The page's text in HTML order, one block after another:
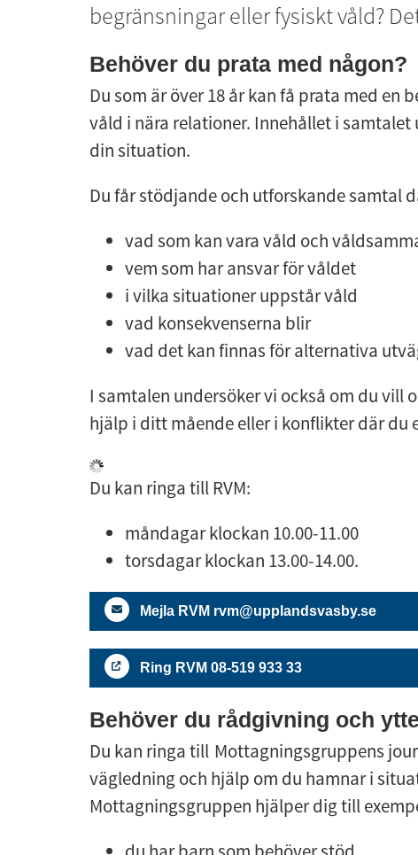
begränsningar eller fysiskt våld?
Behöver du prata med någon?
Du som är över 18 år kan få prata med en
våld i nära relationer. Innehållet i
din situation.
Du får stödjande och utforskande samtal
vad som kan vara våld och
vem som har ansvar för våldet
i vilka situationer uppstår våld
vad konsekvenserna blir
vad det kan finnas för alternativa
I samtalen undersöker vi också om du vill
hjälp i ditt mående eller i konflikter där du
Du kan ringa till RVM:
måndagar klockan 10.00-11.00
torsdagar klockan 13.00-14.00.
Mejla RVM rvm@upplandsvasby.se
Ring RVM 08-519 933 33
Behöver du rådgivning och
Du kan ringa till Mottagningsgruppens
vägledning och hjälp om du hamnar i
Mottagningsgruppen hjälper dig till